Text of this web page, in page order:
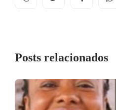
Posts relacionados